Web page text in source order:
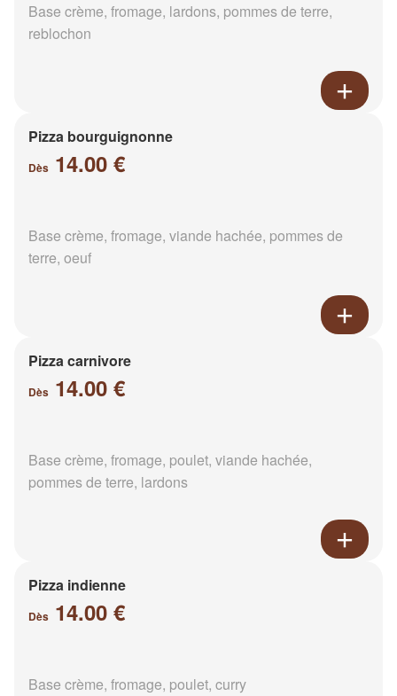
Base crème, fromage, lardons, pommes de terre,
reblochon
Pizza bourguignonne
Dès 14.00 €
Base crème, fromage, viande hachée, pommes de
terre, oeuf
Pizza carnivore
Dès 14.00 €
Base crème, fromage, poulet, viande hachée,
pommes de terre, lardons
Pizza indienne
Dès 14.00 €
Base crème, fromage, poulet, curry